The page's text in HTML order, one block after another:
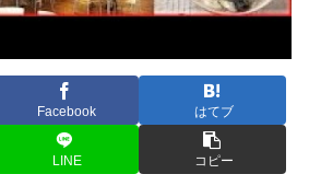
Facebook はてブ
LINE コピー